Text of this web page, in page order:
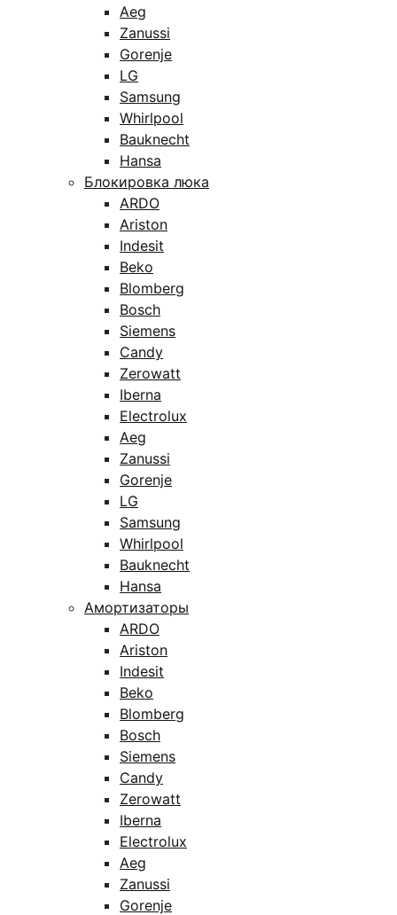
Aeg
Zanussi
Gorenje
LG
Samsung
Whirlpool
Bauknecht
Hansa
Блокировка люка
ARDO
Ariston
Indesit
Beko
Blomberg
Bosch
Siemens
Candy
Zerowatt
Iberna
Electrolux
Aeg
Zanussi
Gorenje
LG
Samsung
Whirlpool
Bauknecht
Hansa
Амортизаторы
ARDO
Ariston
Indesit
Beko
Blomberg
Bosch
Siemens
Candy
Zerowatt
Iberna
Electrolux
Aeg
Zanussi
Gorenje